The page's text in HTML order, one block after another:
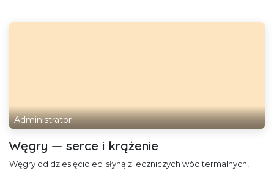
Administrator
Węgry — serce i krążenie
Węgry od dziesięcioleci słyną z leczniczych wód termalnych,